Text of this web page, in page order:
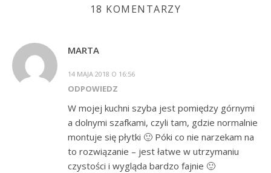
18 KOMENTARZY
MARTA
14 MAJA 2018 O 16:56
ODPOWIEDZ
W mojej kuchni szyba jest pomiędzy górnymi
a dolnymi szafkami, czyli tam, gdzie normalnie
montuje się płytki 🙂 Póki co nie narzekam na
to rozwiązanie – jest łatwe w utrzymaniu
czystości i wygląda bardzo fajnie 🙂